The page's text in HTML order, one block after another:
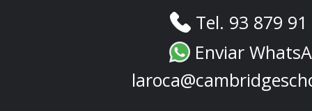
Tel. 93 879
Enviar